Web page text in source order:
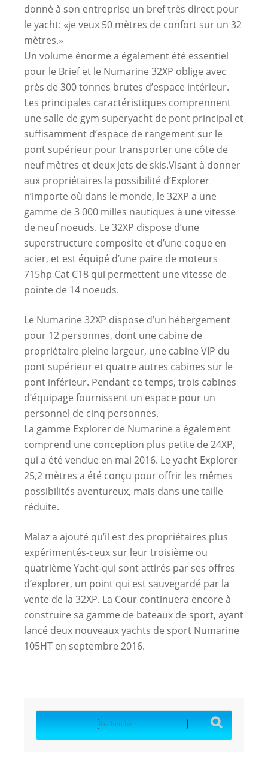
donné à son entreprise un bref très direct pour
le yacht: «je veux 50 mètres de confort sur un 32
mètres.»
Un volume énorme a également été essentiel
pour le Brief et le Numarine 32XP oblige avec
près de 300 tonnes brutes d’espace intérieur.
Les principales caractéristiques comprennent
une salle de gym superyacht de pont principal et
suffisamment d’espace de rangement sur le
pont supérieur pour transporter une côte de
neuf mètres et deux jets de skis.Visant à donner
aux propriétaires la possibilité d’Explorer
n’importe où dans le monde, le 32XP a une
gamme de 3 000 milles nautiques à une vitesse
de neuf noeuds. Le 32XP dispose d’une
superstructure composite et d’une coque en
acier, et est équipé d’une paire de moteurs
715hp Cat C18 qui permettent une vitesse de
pointe de 14 noeuds.
Le Numarine 32XP dispose d’un hébergement
pour 12 personnes, dont une cabine de
propriétaire pleine largeur, une cabine VIP du
pont supérieur et quatre autres cabines sur le
pont inférieur. Pendant ce temps, trois cabines
d’équipage fournissent un espace pour un
personnel de cinq personnes.
La gamme Explorer de Numarine a également
comprend une conception plus petite de 24XP,
qui a été vendue en mai 2016. Le yacht Explorer
25,2 mètres a été conçu pour offrir les mêmes
possibilités aventureux, mais dans une taille
réduite.
Malaz a ajouté qu’il est des propriétaires plus
expérimentés-ceux sur leur troisième ou
quatrième Yacht-qui sont attirés par ses offres
d’explorer, un point qui est sauvegardé par la
vente de la 32XP. La Cour continuera encore à
construire sa gamme de bateaux de sport, ayant
lancé deux nouveaux yachts de sport Numarine
105HT en septembre 2016.